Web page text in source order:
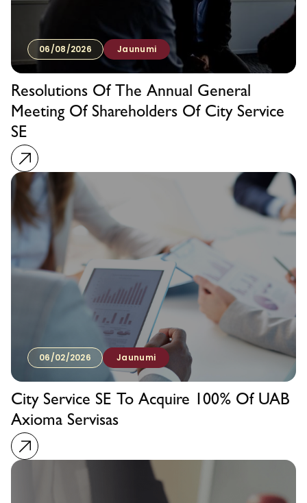
06/08/2026 Jaunumi
Resolutions Of The Annual General
Meeting Of Shareholders Of City Service
SE
06/02/2026 Jaunumi
City Service SE To Acquire 100% Of UAB
Axioma Servisas